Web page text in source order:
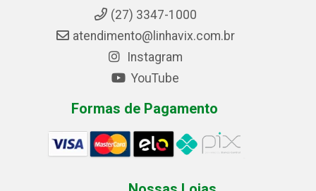
(27) 3347-1000
atendimento@linhavix.com.br
Instagram
YouTube
Formas de Pagamento